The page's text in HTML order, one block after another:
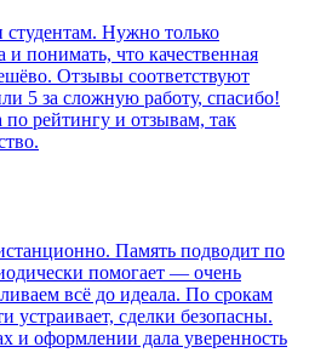
Нужно только
и понимать, что качественная
Отзывы соответствуют
5 за сложную работу, спасибо!
рейтингу и отзывам, так
Память подводит по
помогает — очень
всё до идеала. По срокам
устраивает, сделки безопасны.
и оформлении дала уверенность